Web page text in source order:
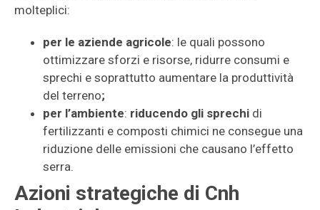
molteplici:
per le aziende agricole: le quali possono
ottimizzare sforzi e risorse, ridurre consumi e
sprechi e soprattutto aumentare la produttività
del terreno;
per l’ambiente: riducendo gli sprechi di
fertilizzanti e composti chimici ne consegue una
riduzione delle emissioni che causano l’effetto
serra.
Azioni strategiche di Cnh